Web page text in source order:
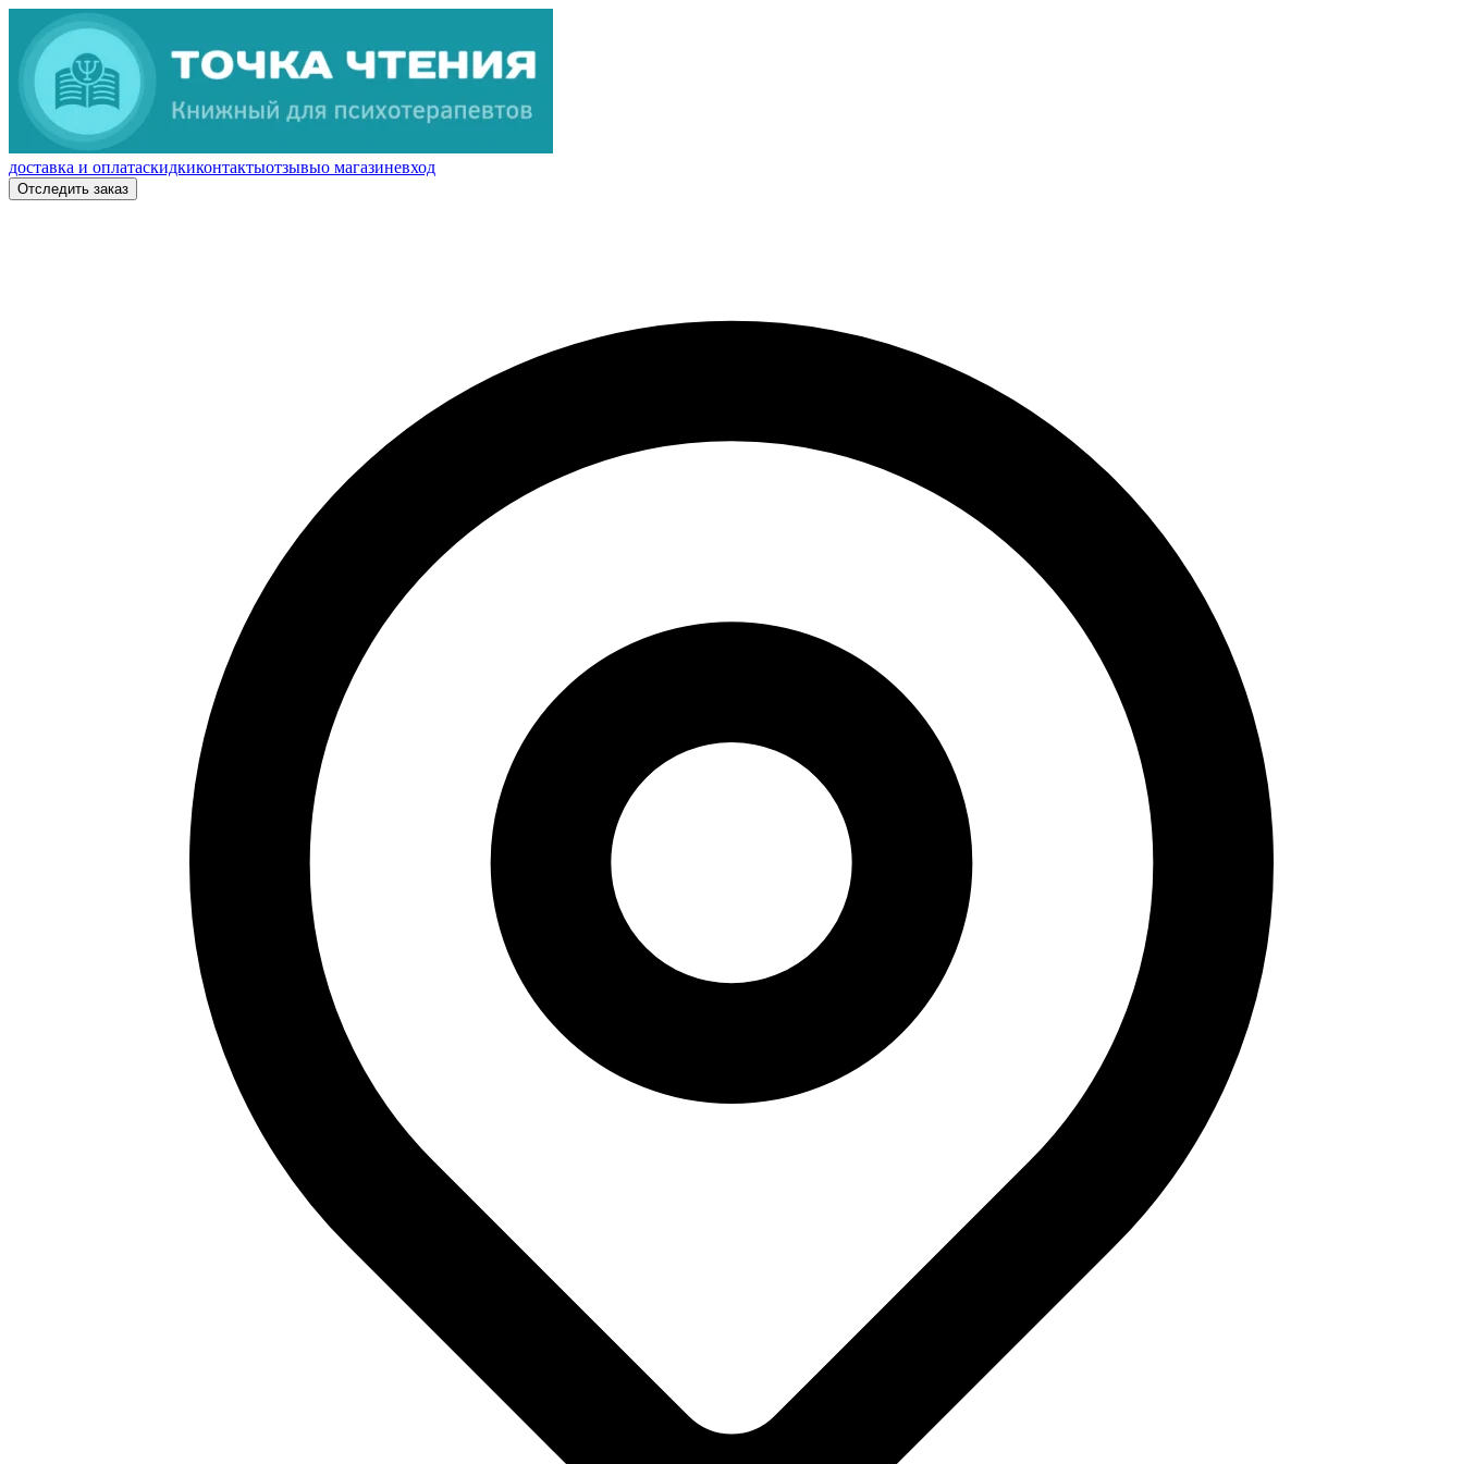
доставка и оплатаскидкиконтактыотзывыо магазиневход
Отследить заказ